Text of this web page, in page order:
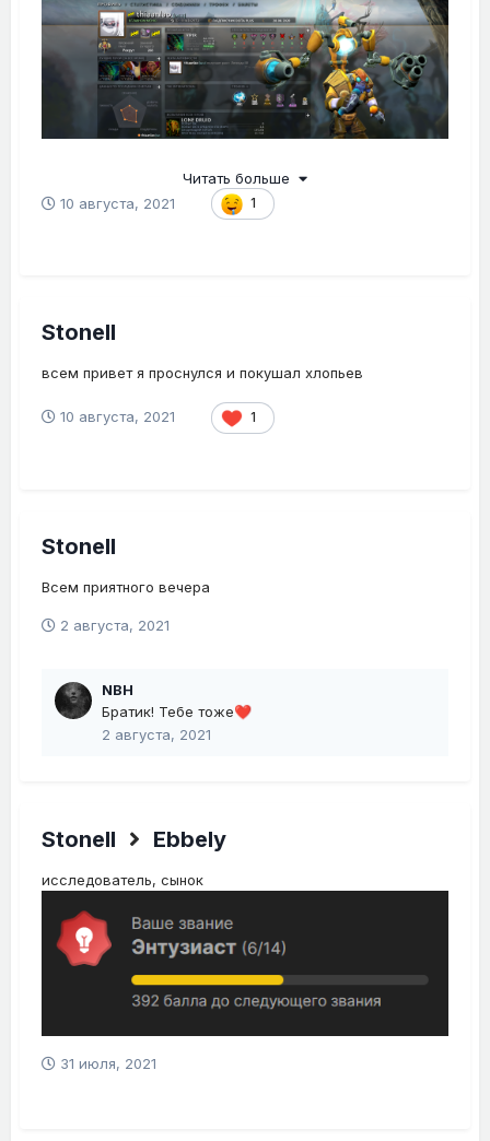
Читать больше
10 августа, 2021
1
Stonell
всем привет я проснулся и покушал хлопьев
10 августа, 2021 1
Stonell
Всем приятного вечера
2 августа, 2021
NBH
Братик! Тебе тоже❤️
2 августа, 2021
Stonell Ebbely
исследователь, сынок
31 июля, 2021